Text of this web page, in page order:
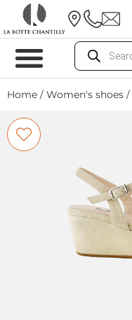
Home / Women's shoes /